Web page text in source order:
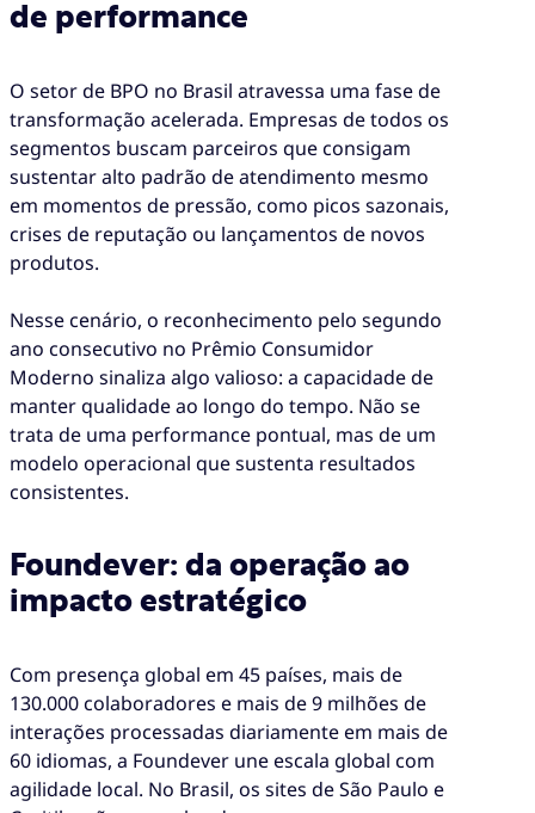
de performance
O setor de BPO no Brasil atravessa uma fase de
transformação acelerada. Empresas de todos os
segmentos buscam parceiros que consigam
sustentar alto padrão de atendimento mesmo
em momentos de pressão, como picos sazonais,
crises de reputação ou lançamentos de novos
produtos.
Nesse cenário, o reconhecimento pelo segundo
ano consecutivo no Prêmio Consumidor
Moderno sinaliza algo valioso: a capacidade de
manter qualidade ao longo do tempo. Não se
trata de uma performance pontual, mas de um
modelo operacional que sustenta resultados
consistentes.
Foundever: da operação ao
impacto estratégico
Com presença global em 45 países, mais de
130.000 colaboradores e mais de 9 milhões de
interações processadas diariamente em mais de
60 idiomas, a Foundever une escala global com
agilidade local. No Brasil, os sites de São Paulo e